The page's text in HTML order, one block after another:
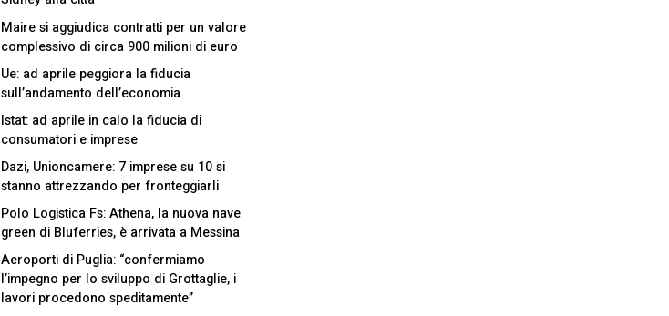
Maire si aggiudica contratti per un valore
complessivo di circa 900 milioni di euro
Ue: ad aprile peggiora la fiducia
sull’andamento dell’economia
Istat: ad aprile in calo la fiducia di
consumatori e imprese
Dazi, Unioncamere: 7 imprese su 10 si
stanno attrezzando per fronteggiarli
Polo Logistica Fs: Athena, la nuova nave
green di Bluferries, è arrivata a Messina
Aeroporti di Puglia: “confermiamo
l’impegno per lo sviluppo di Grottaglie, i
lavori procedono speditamente”